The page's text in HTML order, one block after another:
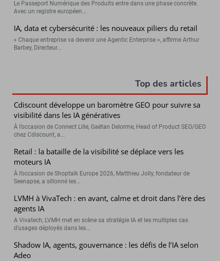
Le Passeport Numérique des Produits entre dans une phase concrète.
Avec un registre européen...
IA, data et cybersécurité : les nouveaux piliers du retail
« Chaque entreprise va devenir une Agentic Enterprise », affirme Arthur
Barbey, Directeur...
Top des articles
Cdiscount développe un baromètre GEO pour suivre sa
visibilité dans les IA génératives
À l’occasion de Connect Lille, Gaëtan Delorme, Head of Product SEO/GEO
chez Cdiscount, a...
Retail : la bataille de la visibilité se déplace vers les
moteurs IA
À l’occasion de Shoptalk Europe 2026, Matthieu Jolly, fondateur de
Seenapse, a sillonné les...
LVMH à VivaTech : en avant, calme et droit dans l’ère des
agents IA
A Vivatech, LVMH met en scène sa stratégie IA et les multiples cas
d’usages déployés dans les...
Shadow IA, agents, gouvernance : les défis de l’IA selon
Adeo